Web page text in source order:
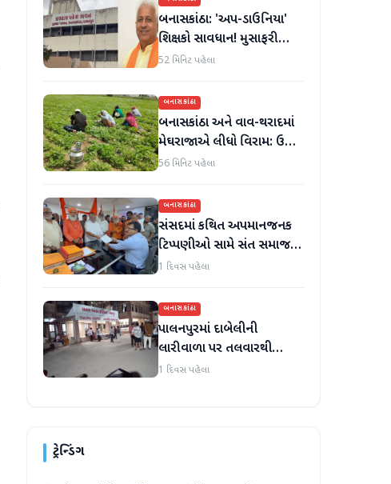
બનાસકાંઠા: 'અપ-ડાઉનિયા'
શિક્ષકો સાવધાન! મુસાફરી
કરતા શિક્ષકો સામે તવાઈ હાથ
52 મિનિટ પહેલા
બનાસકાંઠા
બનાસકાંઠા અને વાવ-થરાદમાં
મેઘરાજાએ લીધો વિરામ: ઉઘાડ
નીકળતાં ખેડૂતોમાં આનંદનો
56 મિનિટ પહેલા
બનાસકાંઠા
સંસદમાં કથિત અપમાનજનક
ટિપ્પણીઓ સામે સંત સમાજમાં
રોષ: પાલનપુરમાં VHP સાથે
આવેદનપત્ર આપ્યું
1 દિવસ પહેલા
બનાસકાંઠા
પાલનપુરમાં દાબેલીની
લારીવાળા પર તલવારથી
હુમલો: બે ઈજાગ્રસ્ત, આરોપી
1 દિવસ પહેલા
ટ્રેન્ડિંગ